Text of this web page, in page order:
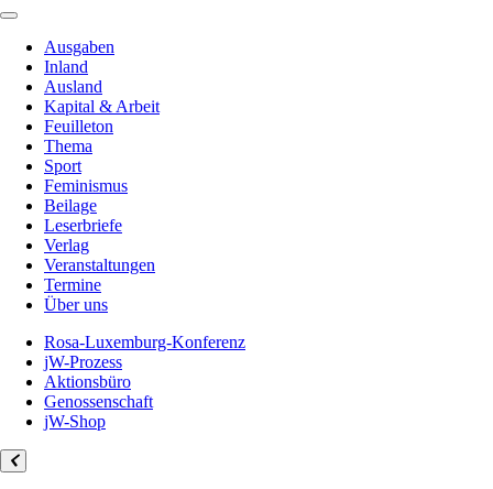
Ausgaben
Inland
Ausland
Kapital & Arbeit
Feuilleton
Thema
Sport
Feminismus
Beilage
Leserbriefe
Verlag
Veranstaltungen
Termine
Über uns
Rosa-Luxemburg-Konferenz
jW-Prozess
Aktionsbüro
Genossenschaft
jW-Shop